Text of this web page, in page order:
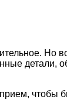
Но
детали,
прием,